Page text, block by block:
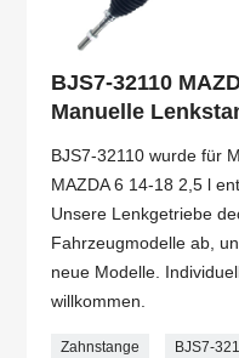
BJS7-32110
Manuelle
BJS7-32110 wurde für
MAZDA 6 14-18 2,5 l
Unsere Lenkgetriebe
Fahrzeugmodelle ab,
neue Modelle.
willkommen.
Zahnstange BJS7-